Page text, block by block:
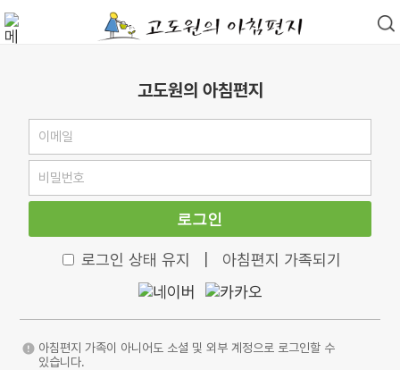
고도원의 아침편지
로그인
로그인 상태 유지 아침편지 가족되기
아침편지 가족이 아니어도 소셜 및 외부 계정으로 로그인할 수
있습니다.